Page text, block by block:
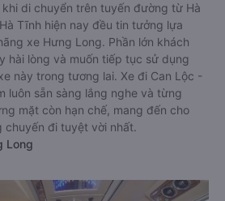
di chuyển trên tuyến đường từ Hà
Tĩnh hiện nay đều tin tưởng lựa
xe Hưng Long. Phần lớn khách
hài lòng và muốn tiếp tục sử dụng
này trong tương lai. Xe đi Can Lộc -
luôn sẵn sàng lắng nghe và từng
mặt còn hạn chế, mang đến cho
chuyến đi tuyệt vời nhất.
Long